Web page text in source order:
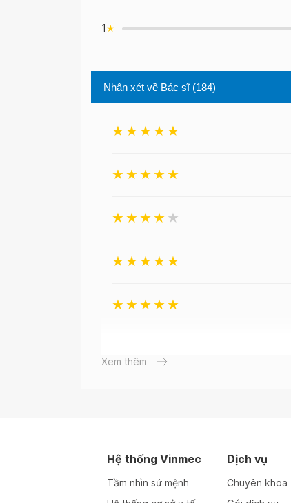
1 ">
Nhận xét về Bác sĩ (184)
Xem thêm
Hệ thống Vinmec
Tầm nhìn sứ mệnh
Dịch vụ
Chuyên khoa